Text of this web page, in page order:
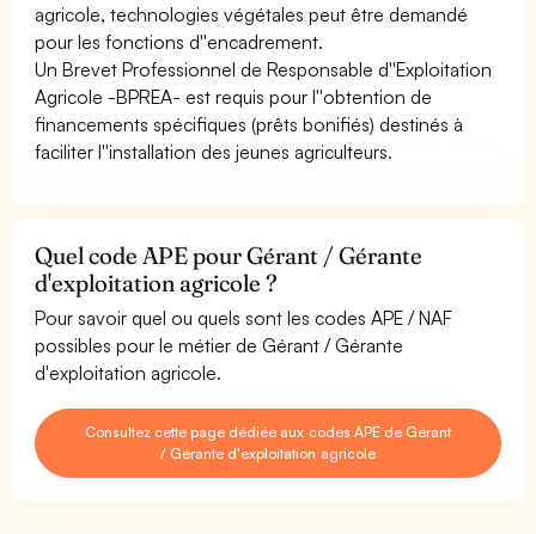
agricole, technologies végétales peut être demandé
pour les fonctions d''encadrement.
Un Brevet Professionnel de Responsable d''Exploitation
Agricole -BPREA- est requis pour l''obtention de
financements spécifiques (prêts bonifiés) destinés à
faciliter l''installation des jeunes agriculteurs.
Quel code APE pour Gérant / Gérante
d'exploitation agricole ?
Pour savoir quel ou quels sont les codes APE / NAF
possibles pour le métier de Gérant / Gérante
d'exploitation agricole.
Consultez cette page dédiée aux codes APE de Gérant
/ Gérante d'exploitation agricole